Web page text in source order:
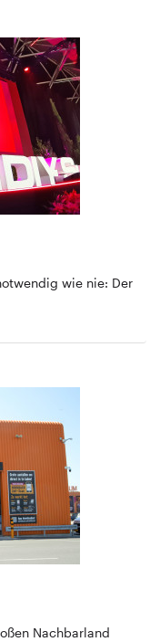
wie nie: Der
Nachbarland